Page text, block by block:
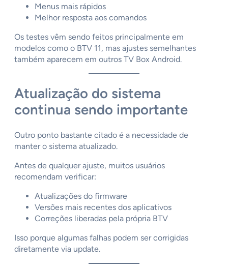
Menus mais rápidos
Melhor resposta aos comandos
Os testes vêm sendo feitos principalmente em
modelos como o BTV 11, mas ajustes semelhantes
também aparecem em outros TV Box Android.
Atualização do sistema
continua sendo importante
Outro ponto bastante citado é a necessidade de
manter o sistema atualizado.
Antes de qualquer ajuste, muitos usuários
recomendam verificar:
Atualizações do firmware
Versões mais recentes dos aplicativos
Correções liberadas pela própria BTV
Isso porque algumas falhas podem ser corrigidas
diretamente via update.